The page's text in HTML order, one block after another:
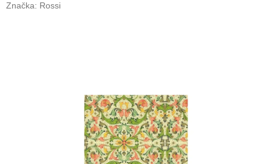
Značka: Rossi